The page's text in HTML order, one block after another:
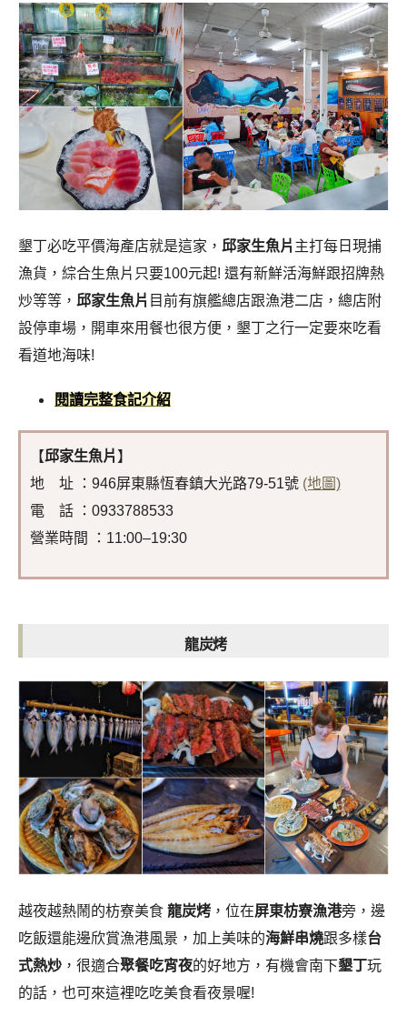
墾丁必吃平價海產店就是這家， 邱家生魚片 主打每日現捕
漁貨，綜合生魚片只要100元起! 還有新鮮活海鮮跟招牌熱
炒等等， 邱家生魚片 目前有旗艦總店跟漁港二店，總店附
設停車場，開車來用餐也很方便，墾丁之行一定要來吃看
看道地海味!
閱讀完整食記介紹
【邱家生魚片 】
地 址 ：946屏東縣恆春鎮大光路79-51號 (地圖)
電 話 ：0933788533
營業時間 ：11:00–19:30
龍炭烤
越夜越熱鬧的枋寮美食 龍炭烤 ，位在屏東枋寮漁港旁，邊
吃飯還能邊欣賞漁港風景，加上美味的海鮮串燒跟多樣台
式熱炒 ，很適合聚餐吃宵夜的好地方，有機會南下墾丁玩
的話，也可來這裡吃吃美食看夜景喔!